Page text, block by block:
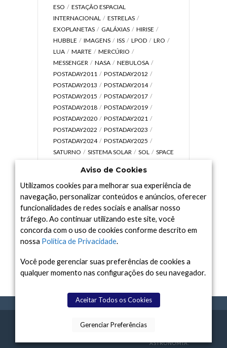
ESO
ESTAÇÃO ESPACIAL
INTERNACIONAL
ESTRELAS
EXOPLANETAS
GALÁXIAS
HIRISE
HUBBLE
IMAGENS ISS LPOD
LRO
LUA
MARTE
MERCÚRIO
MESSENGER
NASA
NEBULOSA
POSTADAY2011
POSTADAY2012
POSTADAY2013
POSTADAY2014
POSTADAY2015
POSTADAY2017
POSTADAY2018
POSTADAY2019
POSTADAY2020
POSTADAY2021
POSTADAY2022
POSTADAY2023
POSTADAY2024
POSTADAY2025
SATURNO
SISTEMA SOLAR SOL
SPACE
UNIVERSO
VÍDEO
Arquivo
Arquivo
TERMOS CONTATO SPACE TODAY
ASTRONOMIA.
Aviso de Cookies
Utilizamos cookies para melhorar sua experiência de
navegação, personalizar conteúdos e anúncios, oferecer
funcionalidades de redes sociais e analisar nosso
tráfego. Ao continuar utilizando este site, você
concorda com o uso de cookies conforme descrito em
nossa Política de Privacidade.
Você pode gerenciar suas preferências de cookies a
qualquer momento nas configurações do seu navegador.
Aceitar Todos os Cookies
Gerenciar Preferências